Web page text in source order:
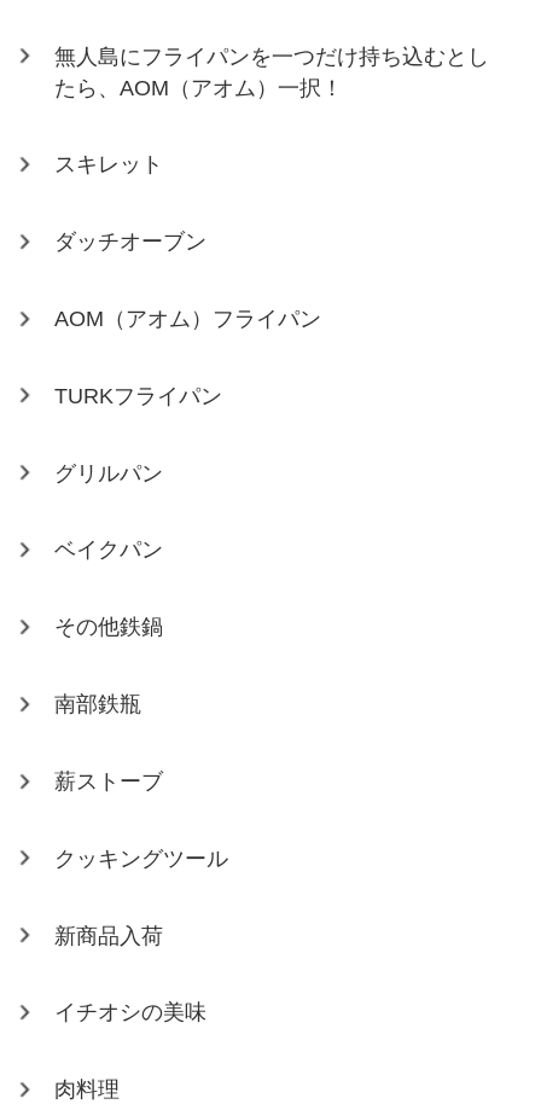
無人島にフライパンを一つだけ持ち込むとし
たら、AOM（アオム）一択！
スキレット
ダッチオーブン
AOM（アオム）フライパン
TURKフライパン
グリルパン
ベイクパン
その他鉄鍋
南部鉄瓶
薪ストーブ
クッキングツール
新商品入荷
イチオシの美味
肉料理